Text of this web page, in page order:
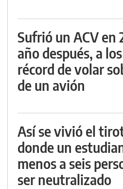
Sufrió un ACV en
año después, a
récord de volar
de un avión
Así se vivió el
donde un
menos a seis
ser neutralizado